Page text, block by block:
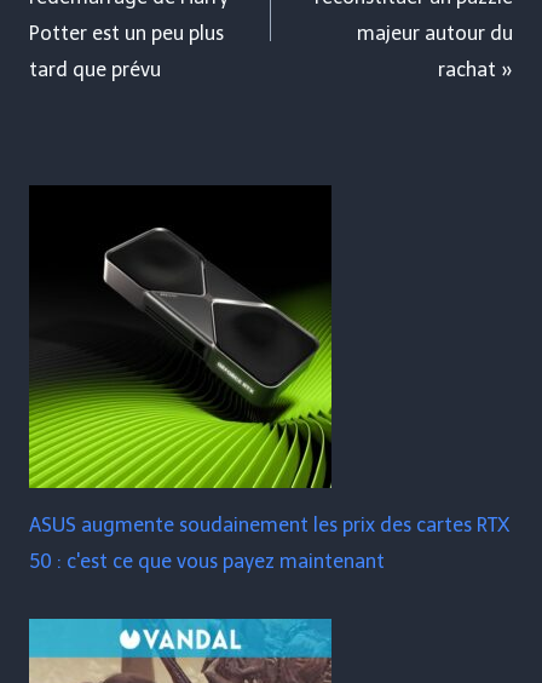
Potter est un peu plus
tard que prévu
majeur autour du
rachat »
ASUS augmente soudainement les prix des cartes RTX
50 : c'est ce que vous payez maintenant